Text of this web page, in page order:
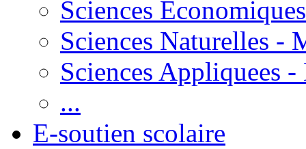
Sciences Economiques
Sciences Naturelles -
Sciences Appliquees
...
E-soutien scolaire